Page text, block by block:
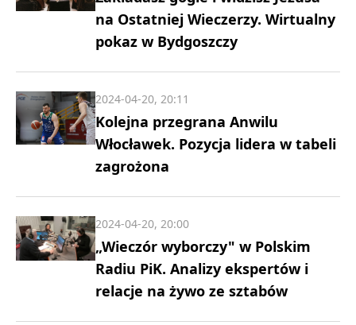
na Ostatniej Wieczerzy. Wirtualny
pokaz w Bydgoszczy
Kolejna przegrana Anwilu
Włocławek. Pozycja lidera w tabeli
zagrożona
2024-04-20, 20:11
„Wieczór wyborczy" w Polskim
Radiu PiK. Analizy ekspertów i
relacje na żywo ze sztabów
2024-04-20, 20:00